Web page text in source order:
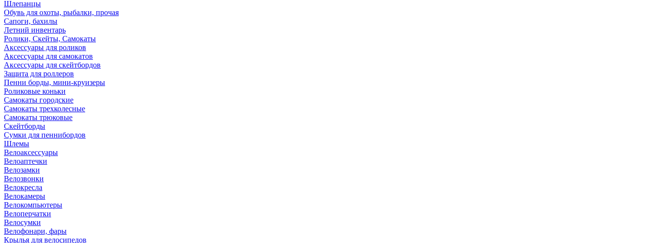
Шлепанцы
Обувь для охоты, рыбалки, прочая
Сапоги, бахилы
Летний инвентарь
Ролики, Скейты, Самокаты
Аксессуары для роликов
Аксессуары для самокатов
Аксессуары для скейтбордов
Защита для роллеров
Пенни борды, мини-круизеры
Роликовые коньки
Самокаты городские
Самокаты трехколесные
Самокаты трюковые
Скейтборды
Сумки для пеннибордов
Шлемы
Велоаксессуары
Велоаптечки
Велозамки
Велозвонки
Велокресла
Велокамеры
Велокомпьютеры
Велоперчатки
Велосумки
Велофонари, фары
Крылья для велосипедов